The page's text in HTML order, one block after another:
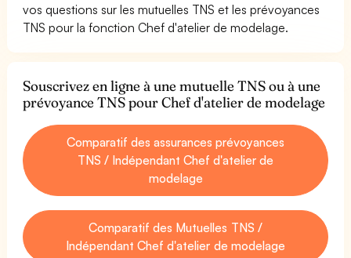
vos questions sur les mutuelles TNS et les prévoyances
TNS pour la fonction Chef d'atelier de modelage.
Souscrivez en ligne à une mutuelle TNS ou à une
prévoyance TNS pour Chef d'atelier de modelage
Comparatif des assurances prévoyances
TNS / Indépendant Chef d'atelier de
modelage
Comparatif des Mutuelles TNS /
Indépendant Chef d'atelier de modelage